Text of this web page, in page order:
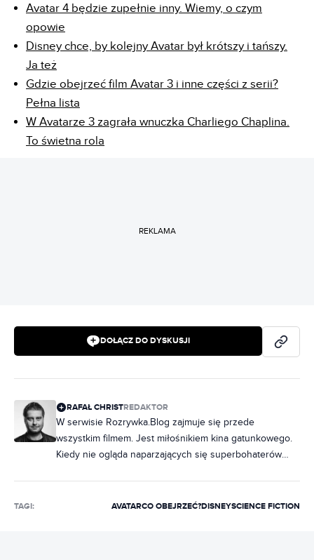
Avatar 4 będzie zupełnie inny. Wiemy, o czym
opowie
Disney chce, by kolejny Avatar był krótszy i tańszy.
Ja też
Gdzie obejrzeć film Avatar 3 i inne części z serii?
Pełna lista
W Avatarze 3 zagrała wnuczka Charliego Chaplina.
To świetna rola
REKLAMA
DOŁĄCZ DO DYSKUSJI
RAFAŁ CHRISTREDAKTOR
W serwisie Rozrywka.Blog zajmuje się przede
wszystkim filmem. Jest miłośnikiem kina gatunkowego.
Kiedy nie ogląda naparzających się superbohaterów
znaleźć m.in. w „Kinie”, „Netfilmie” czy „Magazynie
TAGI: AVATARCO OBEJRZEĆ?DISNEYSCIENCE FICTION